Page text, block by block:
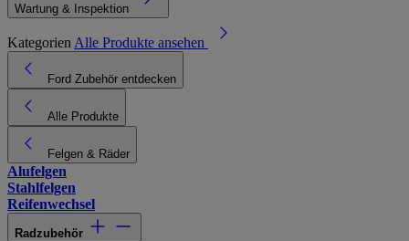
Wartung & Inspektion
Kategorien Alle Produkte ansehen
Ford Zubehör entdecken
Alle Produkte
Felgen & Räder
Alufelgen
Stahlfelgen
Reifenwechsel
Radzubehör